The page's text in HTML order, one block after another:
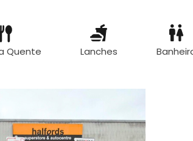
Quente Lanches